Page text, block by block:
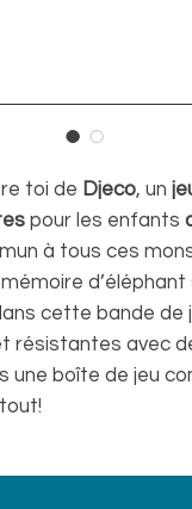
toi de Djeco, un
pour les enfants
à tous ces
cette bande de
résistantes avec
une boîte de jeu